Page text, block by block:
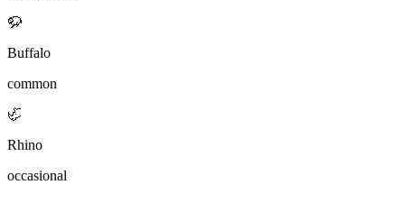
🦬
Buffalo
common
🦏
Rhino
occasional